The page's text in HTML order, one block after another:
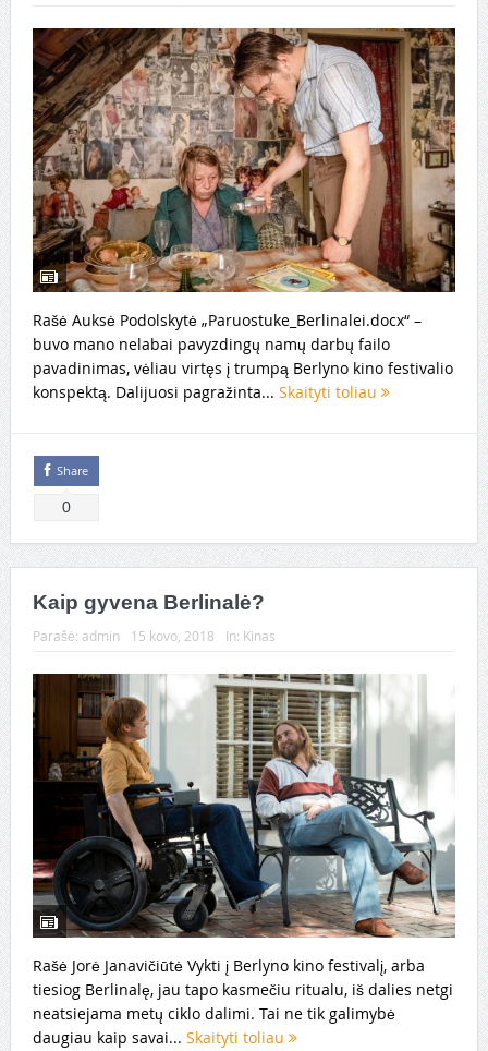
Rašė Auksė Podolskytė „Paruostuke_Berlinalei.docx“ –
buvo mano nelabai pavyzdingų namų darbų failo
pavadinimas, vėliau virtęs į trumpą Berlyno kino festivalio
konspektą. Dalijuosi pagražinta... Skaityti toliau
Share
0
Kaip gyvena Berlinalė?
Parašė: admin 15 kovo, 2018 In: Kinas
Rašė Jorė Janavičiūtė Vykti į Berlyno kino festivalį, arba
tiesiog Berlinalę, jau tapo kasmečiu ritualu, iš dalies netgi
neatsiejama metų ciklo dalimi. Tai ne tik galimybė
daugiau kaip savai... Skaityti toliau